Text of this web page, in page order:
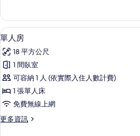
有
相
片
雙
床
房
詳
情
顯
示
單
人
房
的
所
有
單人房
5
單人房
18 平方公尺
1 間臥室
可容納 1 人 (依實際入住人數計費)
1 張單人床
免費無線上網
更多資訊
更